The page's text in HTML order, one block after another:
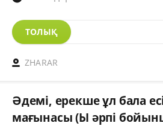
ТОЛЫҚ
ZHARAR
Әдемі, ерекше ұл бала
мағынасы (Ы әрпі